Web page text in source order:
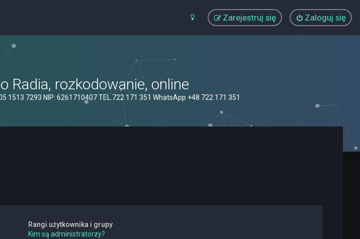
Zaloguj się
Zarejestruj się
Radia, rozkodowanie, online
1513 7293 NIP: 6261710407 TEL.722 171 351 WhatsApp +48 722 171 351
Rangi użytkownika i grupy
Kim są administratorzy?